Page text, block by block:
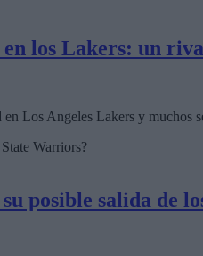
los Lakers: un
Los Angeles Lakers y muchos
posible salida de